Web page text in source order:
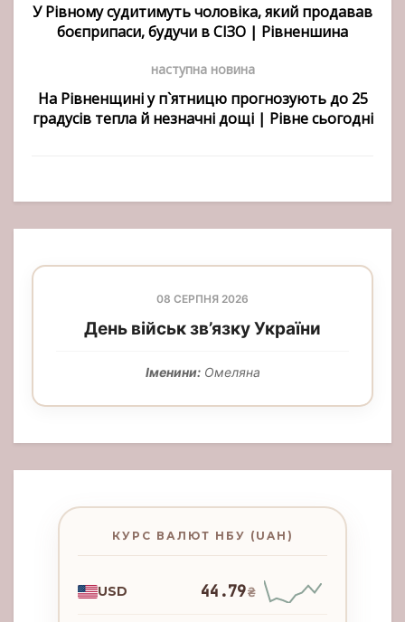
У Рівному судитимуть чоловіка, який продавав
боєприпаси, будучи в СІЗО | Рівненшина
наступна новина
На Рівненщині у п`ятницю прогнозують до 25
градусів тепла й незначні дощі | Рівне сьогодні
08 СЕРПНЯ 2026
День військ зв’язку України
Іменини:Омеляна
КУРС ВАЛЮТ НБУ (UAH)
USD 44.79₴